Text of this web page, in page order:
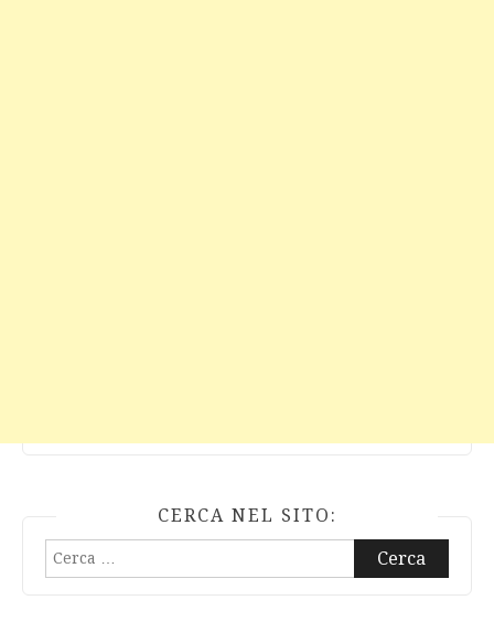
CERCA NEL SITO:
Ricerca
per: